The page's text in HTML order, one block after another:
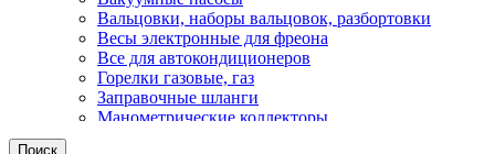
Вальцовки, наборы вальцовок, разбортовки
Весы электронные для фреона
Все для автокондиционеров
Горелки газовые, газ
Заправочные шланги
Манометрические коллекторы
Поиск